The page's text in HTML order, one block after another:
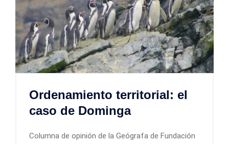
Ordenamiento territorial: el
caso de Dominga
Columna de opinión de la Geógrafa de Fundación